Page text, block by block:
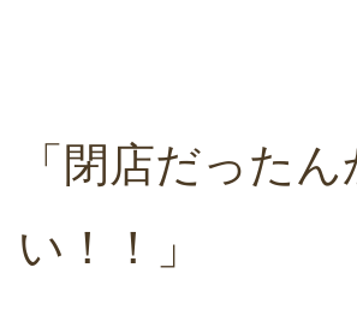
「閉店だったん
い！！」